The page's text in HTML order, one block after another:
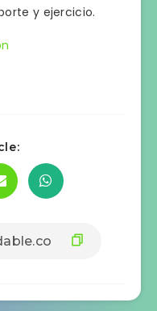
y ejercicio.